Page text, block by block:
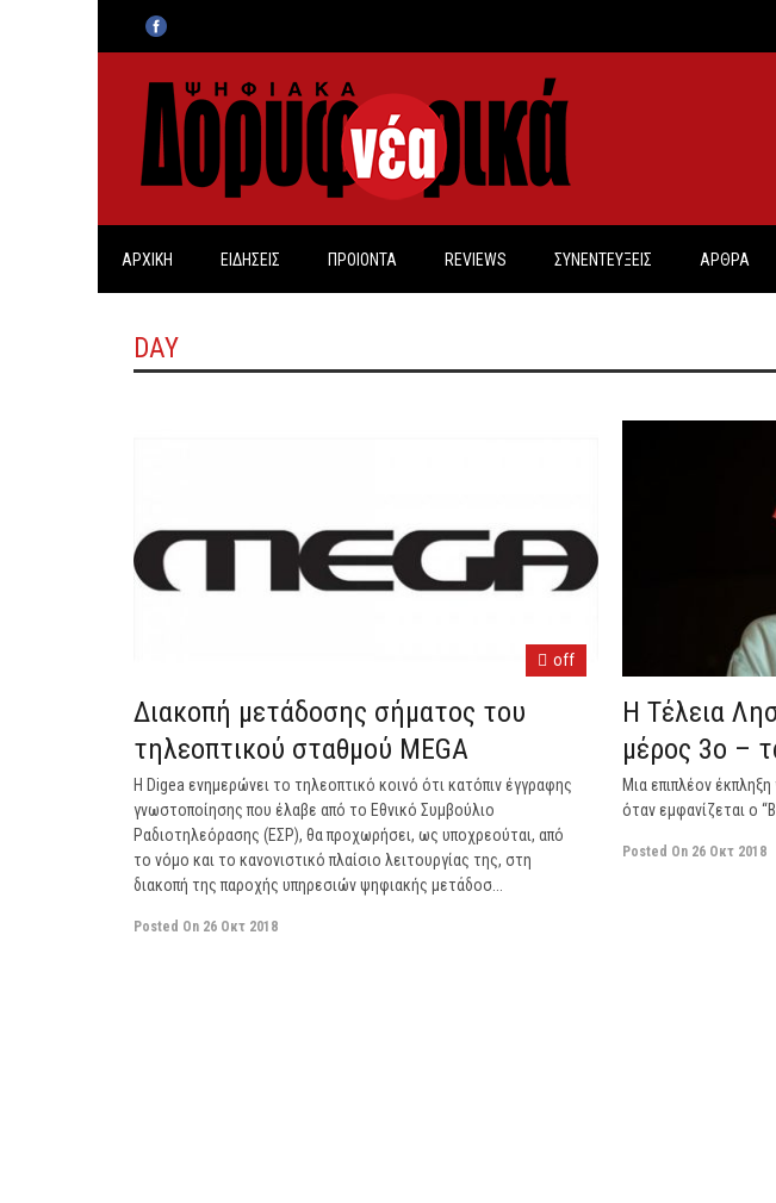
ΑΡΧΙΚΗ ΕΙΔΗΣΕΙΣ ΠΡΟΙΟΝΤΑ REVIEWS ΣΥΝΕΝΤΕΥΞΕΙΣ ΑΡΘΡΑ
DAY
off
Διακοπή μετάδοσης σήματος του
τηλεοπτικού σταθμού MEGA
H Digea ενημερώνει το τηλεοπτικό κοινό ότι κατόπιν έγγραφης
γνωστοποίησης που έλαβε από το Εθνικό Συμβούλιο
Ραδιοτηλεόρασης (ΕΣΡ), θα προχωρήσει, ως υποχρεούται, από
το νόμο και το κανονιστικό πλαίσιο λειτουργίας της, στη
διακοπή της παροχής υπηρεσιών ψηφιακής μετάδοσ...
Posted On 26 Οκτ 2018
Η Τέλεια
μέρος 3ο –
Μια επιπλέον
όταν εμφανίζεται ο
Posted On 26 Οκτ 2018